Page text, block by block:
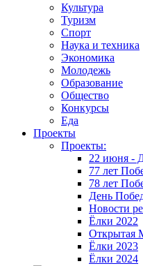
Культура
Туризм
Спорт
Наука и техника
Экономика
Молодежь
Образование
Общество
Конкурсы
Еда
Проекты
Проекты:
22 июня -
77 лет
78 лет
День
Новости
Ёлки 2022
Открытая
Ёлки 2023
Ёлки 2024